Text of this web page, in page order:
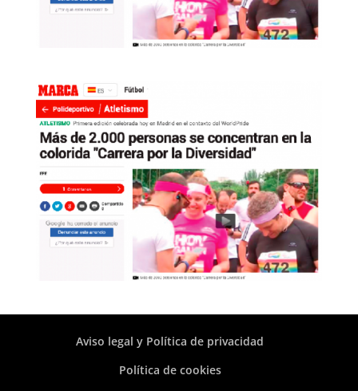
Aviso legal y Política de privacidad
Política de cookies